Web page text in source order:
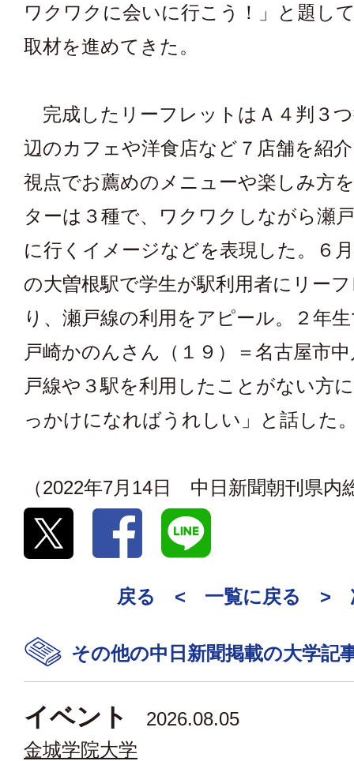
ワクワクに会いに行こう！」と題し
取材を進めてきた。
完成したリーフレットはＡ４判３
辺のカフェや洋食店など７店舗を紹
視点でお薦めのメニューや楽しみ方
ターは３種で、ワクワクしながら瀬
に行くイメージなどを表現した。６
の大曽根駅で学生が駅利用者にリー
り、瀬戸線の利用をアピール。２年
戸崎かのんさん（１９）＝名古屋市
戸線や３駅を利用したことがない方
っかけになればうれしい」と話した
（2022年7月14日 中日新聞朝刊県内
戻る < 一覧に戻る >
その他の中日新聞掲載の大学記
イベント
2026.08.05
金城学院大学